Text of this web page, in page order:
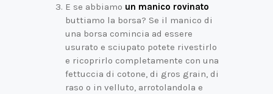
E se abbiamo un manico rovinato
buttiamo la borsa? Se il manico di
una borsa comincia ad essere
usurato e sciupato potete rivestirlo
e ricoprirlo completamente con una
fettuccia di cotone, di gros grain, di
raso o in velluto, arrotolandola e